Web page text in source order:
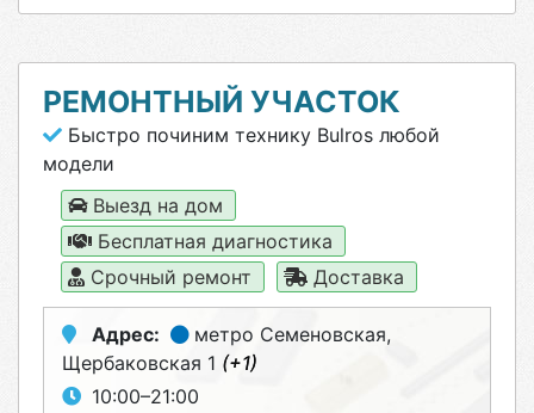
РЕМОНТНЫЙ УЧАСТОК
Быстро починим технику Bulros любой
модели
Выезд на дом
Бесплатная диагностика
Срочный ремонт
Доставка
Адрес: метро Семеновская,
Щербаковская 1 (+1)
10:00–21:00